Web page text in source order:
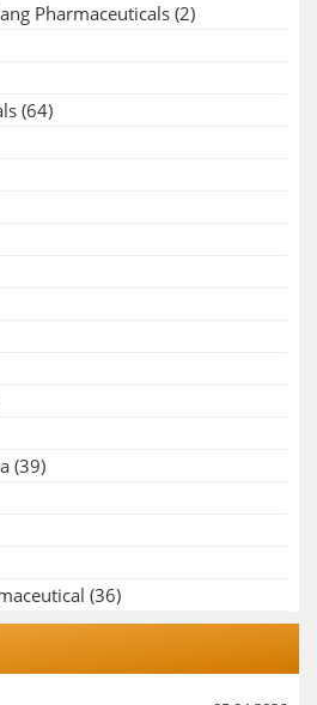
Pharmaceuticals (2)
(64)
(39)
(36)